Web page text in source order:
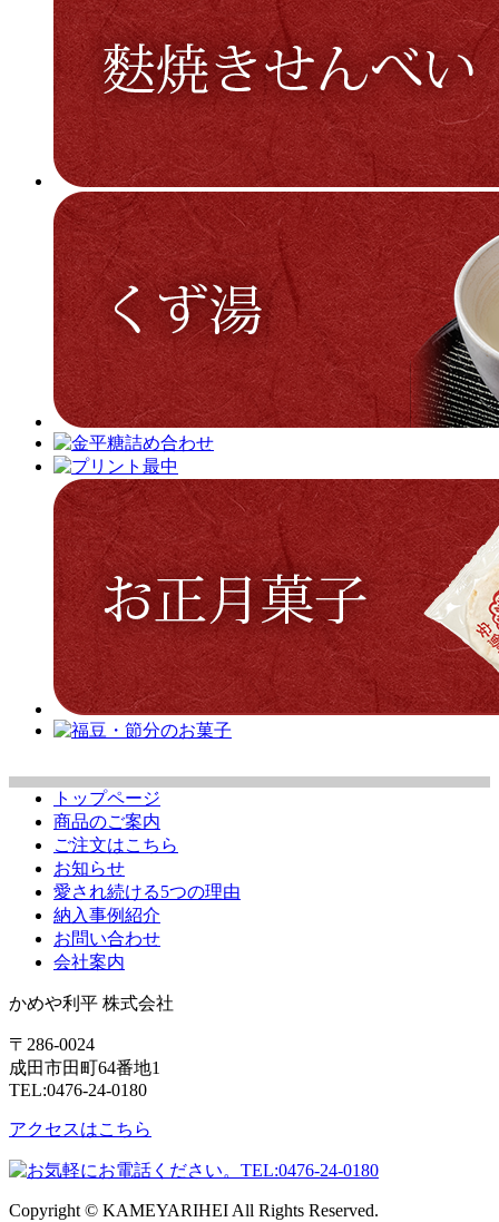
トップページ
商品のご案内
ご注文はこちら
お知らせ
愛され続ける5つの理由
納入事例紹介
お問い合わせ
会社案内
かめや利平 株式会社
〒286-0024
成田市田町64番地1
TEL:0476-24-0180
アクセスはこちら
Copyright © KAMEYARIHEI All Rights Reserved.